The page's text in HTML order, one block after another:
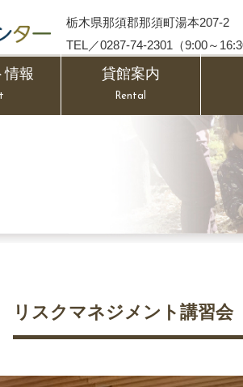
栃木県那須郡那須町湯本207-2
TEL／0287-74-2301（9:00～
情報 貸館案内
Rental
リスクマネジメント講習会